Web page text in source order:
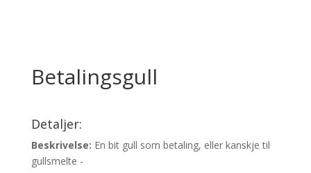
Betalingsgull
Detaljer:
Beskrivelse: En bit gull som betaling, eller kanskje til
gullsmelte -